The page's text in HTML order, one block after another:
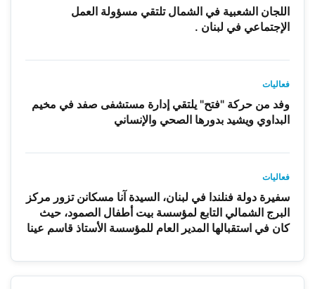
اللجان الشعبية في الشمال تلتقي مسؤولة العمل
الإجتماعي في لبنان .
فعاليات
وفد من حركة "فتح" يلتقي إدارة مستشفى صفد في مخيم
البداوي ويشيد بدورها الصحي والإنساني
فعاليات
سفيرة دولة فنلندا في لبنان، السيدة آنا مسكانن تزور مركز
البرج الشمالي التابع لمؤسسة بيت أطفال الصمود، حيث
كان في استقبالها المدير العام للمؤسسة الأستاذ قاسم عينا